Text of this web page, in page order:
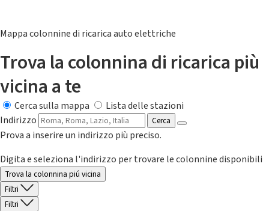
Mappa colonnine di ricarica auto elettriche
Trova la colonnina di ricarica più
vicina a te
Cerca sulla mappa
Lista delle stazioni
Indirizzo
Cerca
Prova a inserire un indirizzo più preciso.
Digita e seleziona l'indirizzo per trovare le colonnine disponibili
Trova la colonnina piú vicina
Filtri
Filtri